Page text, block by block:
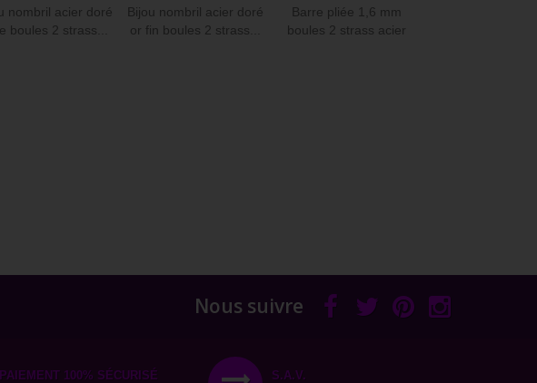
nombril acier doré
boules 2 strass...
Bijou nombril acier doré
or fin boules 2 strass...
Barre pliée 1,6 mm
boules 2 strass acier
Nous suivre
PAIEMENT 100% SÉCURISÉ S.A.V.